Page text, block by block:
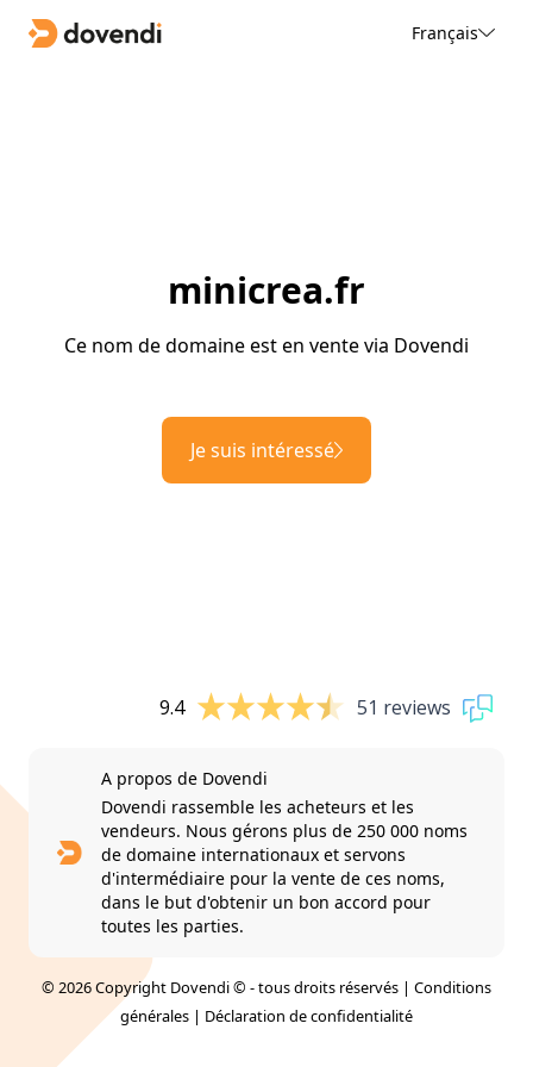
Français
minicrea.fr
Ce nom de domaine est en vente via Dovendi
Je suis intéressé
9.4 51 reviews
A propos de Dovendi
Dovendi rassemble les acheteurs et les
vendeurs. Nous gérons plus de 250 000 noms
de domaine internationaux et servons
d'intermédiaire pour la vente de ces noms,
dans le but d'obtenir un bon accord pour
toutes les parties.
© 2026 Copyright Dovendi © - tous droits réservés | Conditions
générales | Déclaration de confidentialité